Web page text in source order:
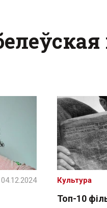
04.12.2024
Топ-10
Культура